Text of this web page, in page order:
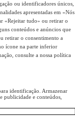
ou identificadores únicos,
apresentadas em «Nós
«Rejeitar tudo» ou retirar o
conteúdos e anúncios que
retirar o consentimento a
ícone na parte inferior
consulte a nossa política
identificação. Armazenar
publicidade e conteúdos,